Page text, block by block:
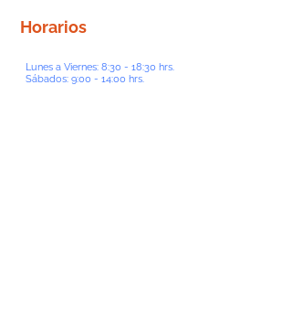
Horarios
Lunes a Viernes: 8:30 - 18:30 hrs.
Sábados: 9:00 - 14:00 hrs.